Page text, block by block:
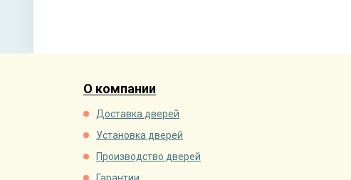
О компании
Доставка дверей
Установка дверей
Производство дверей